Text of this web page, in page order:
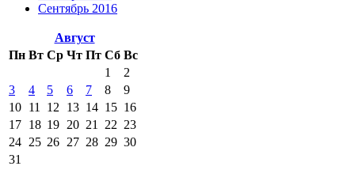
Сентябрь 2016
Август
Пн Вт Ср Чт Пт Сб Вс
1
2
3
4 5 6 7 8
9
10 11 12 13 14 15 16
17 18 19 20 21 22 23
24 25 26 27 28 29 30
31